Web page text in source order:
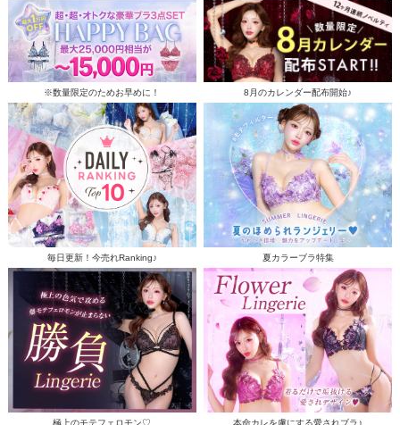
※数量限定のためお早めに！ 8月のカレンダー配布開始♪
毎日更新！今売れRanking♪ 夏カラーブラ特集
極上のモテフェロモン♡ 本命カレを虜にする愛されブラ♪